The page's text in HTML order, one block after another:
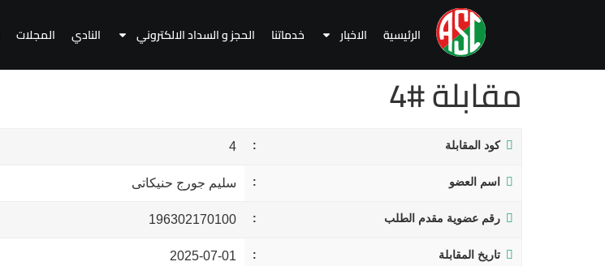
الرئيسية الاخبار خدماتنا الحجز و السداد الالكتروني النادي المجلات
مقابلة #4
كود المقابلة 4
اسم العضو سليم جورج حنيكاتى
رقم عضوية مقدم الطلب 196302170100
تاريخ المقابلة 2025-07-01